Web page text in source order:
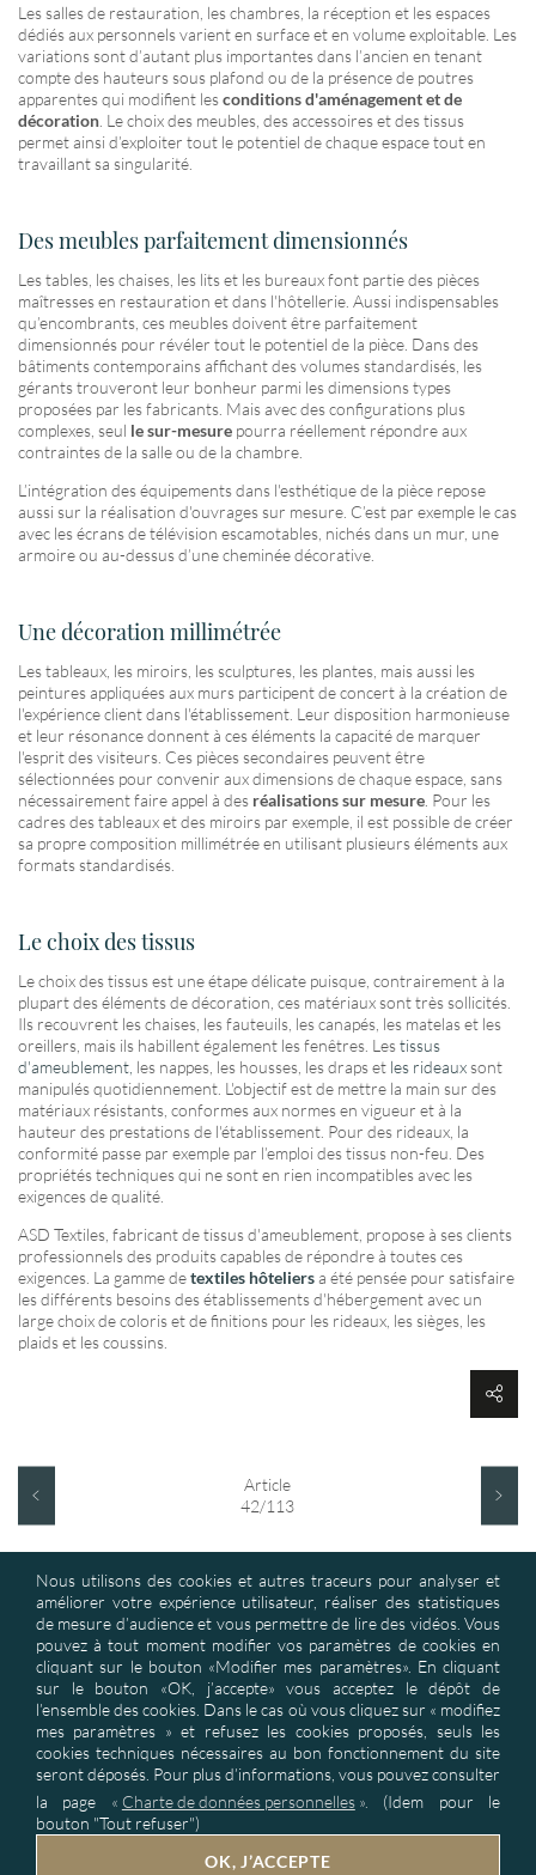
Les salles de restauration, les chambres, la réception et les espaces
dédiés aux personnels varient en surface et en volume exploitable. Les
variations sont d’autant plus importantes dans l’ancien en tenant
compte des hauteurs sous plafond ou de la présence de poutres
apparentes qui modifient lesconditions d'aménagement et de
décoration . Le choix des meubles, des accessoires et des tissus
permet ainsi d’exploiter tout le potentiel de chaque espace tout en
travaillant sa singularité.
Des meubles parfaitement dimensionnés
Les tables, les chaises, les lits et les bureaux font partie des pièces
maîtresses en restauration et dans l'hôtellerie. Aussi indispensables
qu’encombrants, ces meubles doivent être parfaitement
dimensionnés pour révéler tout le potentiel de la pièce. Dans des
bâtiments contemporains affichant des volumes standardisés, les
gérants trouveront leur bonheur parmi les dimensions types
proposées par les fabricants. Mais avec des configurations plus
complexes, seul le sur-mesure pourra réellement répondre aux
contraintes de la salle ou de la chambre.
L’intégration des équipements dans l'esthétique de la pièce repose
aussi sur la réalisation d'ouvrages sur mesure. C’est par exemple le cas
avec les écrans de télévision escamotables, nichés dans un mur, une
armoire ou au-dessus d’une cheminée décorative.
Une décoration millimétrée
Les tableaux, les miroirs, les sculptures, les plantes, mais aussi les
peintures appliquées aux murs participent de concert à la création de
l'expérience client dans l'établissement. Leur disposition harmonieuse
et leur résonance donnent à ces éléments la capacité de marquer
l'esprit des visiteurs. Ces pièces secondaires peuvent être
sélectionnées pour convenir aux dimensions de chaque espace, sans
nécessairement faire appel à des réalisations sur mesure . Pour les
cadres des tableaux et des miroirs par exemple, il est possible de créer
sa propre composition millimétrée en utilisant plusieurs éléments aux
formats standardisés.
Le choix des tissus
Le choix des tissus est une étape délicate puisque, contrairement à la
plupart des éléments de décoration, ces matériaux sont très sollicités.
Ils recouvrent les chaises, les fauteuils, les canapés, les matelas et les
oreillers, mais ils habillent également les fenêtres. Lestissus
d'ameublement, les nappes, les housses, les draps et les rideauxsont
manipulés quotidiennement. L'objectif est de mettre la main sur des
matériaux résistants, conformes aux normes en vigueur et à la
hauteur des prestations de l'établissement. Pour des rideaux, la
conformité passe par exemple par l’emploi des tissus non-feu. Des
propriétés techniques qui ne sont en rien incompatibles avec les
exigences de qualité.
ASD Textiles, fabricant de tissus d'ameublement, propose à ses clients
professionnels des produits capables de répondre à toutes ces
exigences. La gamme detextiles hôteliersa été pensée pour satisfaire
les différents besoins des établissements d'hébergement avec un
large choix de coloris et de finitions pour les rideaux, les sièges, les
plaids et les coussins.
Article
42/113
ASD : Textile d’Ameublement et Produits de Décoration : solutions
industrielles pour baisser vos coûts matières de façon importante &
développer vos collections exclusives. Tissus techniques, de tissus non
feu M1
Nous utilisons des cookies et autres traceurs pour analyser et
améliorer votre expérience utilisateur, réaliser des statistiques
de mesure d’audience et vous permettre de lire des vidéos. Vous
pouvez à tout moment modifier vos paramètres de cookies en
cliquant sur le bouton «Modifier mes paramètres». En cliquant
sur le bouton «OK, j’accepte» vous acceptez le dépôt de
l’ensemble des cookies. Dans le cas où vous cliquez sur « modifiez
mes paramètres » et refusez les cookies proposés, seuls les
cookies techniques nécessaires au bon fonctionnement du site
seront déposés. Pour plus d’informations, vous pouvez consulter
la page « Charte de données personnelles».
(Idem pour le
bouton "Tout refuser")
OK, J’ACCEPTE